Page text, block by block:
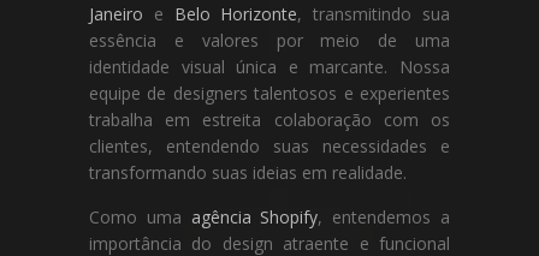
Janeiro e Belo Horizonte, transmitindo sua
essência e valores por meio de uma
identidade visual única e marcante. Nossa
equipe de designers talentosos e experientes
trabalha em estreita colaboração com os
clientes, entendendo suas necessidades e
transformando suas ideias em realidade.
Como uma agência Shopify, entendemos a
importância do design atraente e funcional